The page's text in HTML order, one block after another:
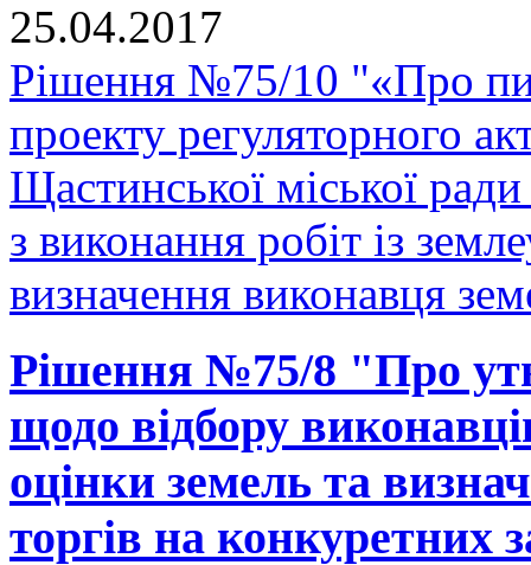
25.04.2017
Рішення №75/10 "«Про
проекту регуляторного
Щастинської міської
з виконання робіт із
визначення виконавця
Рішення №75/8 "Про
щодо відбору
оцінки земель та
торгів на конкуретних